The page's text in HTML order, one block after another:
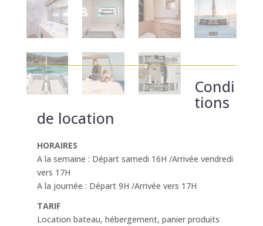
Condi
tions
de location
HORAIRES
A la semaine : Départ samedi 16H /Arrivée vendredi
vers 17H
A la journée : Départ 9H /Arrivée vers 17H
TARIF
Location bateau, hébergement, panier produits